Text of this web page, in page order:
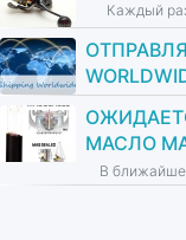
Каждый раз
МАСЛО
В